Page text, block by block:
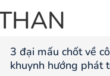
3 đại mấu chốt về
khuynh hướng phát